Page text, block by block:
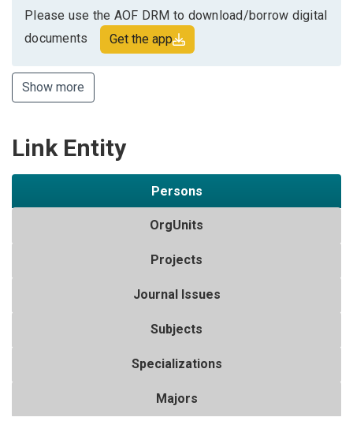
Please use the AOF DRM to download/borrow digital
documents
Get the app
Show more
Link Entity
Persons
OrgUnits
Projects
Journal Issues
Subjects
Specializations
Majors